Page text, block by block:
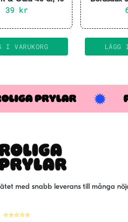
pack
39 kr
I VARUKORG LÄGG
PRYLAR
med snabb leverans till många
⭐⭐⭐⭐⭐